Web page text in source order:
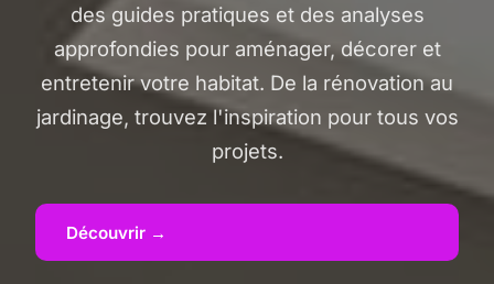
des guides pratiques et des analyses
approfondies pour aménager, décorer et
entretenir votre habitat. De la rénovation au
jardinage, trouvez l'inspiration pour tous vos
projets.
Découvrir →